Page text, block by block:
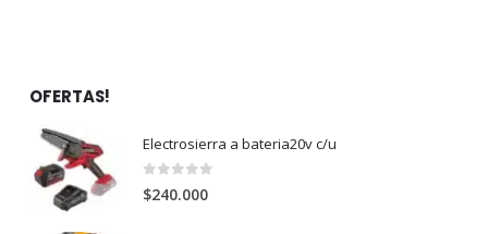
OFERTAS!
Electrosierra a bateria20v c/u
0
$240.000